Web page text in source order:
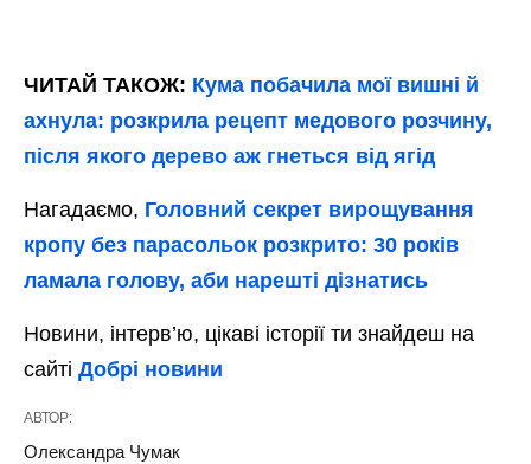
ЧИТАЙ ТАКОЖ: Кума побачила мої вишні й
ахнула: розкрила рецепт медового розчину,
після якого дерево аж гнеться від ягід
Нагадаємо, Головний секрет вирощування
кропу без парасольок розкрито: 30 років
ламала голову, аби нарешті дізнатись
Новини, інтерв’ю, цікаві історії ти знайдеш на
сайті Добрі новини
АВТОР:
Олександра Чумак